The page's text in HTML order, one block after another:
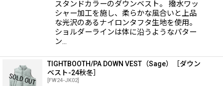
スタンドカラーのダウンベスト。 撥水ワッ
シャー加工を施し、柔らかな風合いと上品
な光沢のあるナイロンタフタ生地を使用。
ショルダーラインは体に沿うようなパター
ン…
TIGHTBOOTH/PA DOWN VEST（Sage）［ダウン
ベスト-24秋冬］
[FW24-JK02]